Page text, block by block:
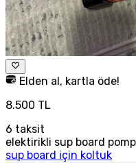
Elden al, kartla öde!
8.500 TL
6 taksit
elektirikli sup board
sup board için koltuk